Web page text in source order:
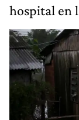
hospital en